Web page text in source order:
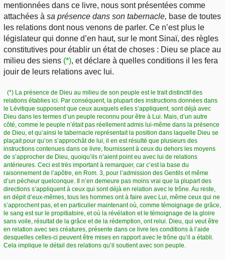
mentionnées dans ce livre, nous sont présentées comme
attachées à sa présence dans son tabernacle, base de toutes
les relations dont nous venons de parler. Ce n’est plus le
législateur qui donne d’en haut, sur le mont Sinaï, des règles
constitutives pour établir un état de choses : Dieu se place au
milieu des siens (*), et déclare à quelles conditions il les fera
jouir de leurs relations avec lui.
(*) La présence de Dieu au milieu de son peuple est le trait distinctif des
relations établies ici. Par conséquent, la plupart des instructions données dans
le Lévitique supposent que ceux auxquels elles s’appliquent, sont déjà avec
Dieu dans les termes d’un peuple reconnu pour être à Lui. Mais, d’un autre
côté, comme le peuple n’était pas réellement admis lui-même dans la présence
de Dieu, et qu’ainsi le tabernacle représentait la position dans laquelle Dieu se
plaçait pour qu’on s’approchât de lui, il en est résulté que plusieurs des
instructions contenues dans ce livre, fournissent à ceux du dehors les moyens
de s’approcher de Dieu, quoiqu’ils n’aient point eu avec lui de relations
antérieures. Ceci est très important à remarquer, car c’est la base du
raisonnement de l’apôtre, en Rom. 3, pour l’admission des Gentils et même
d’un pécheur quelconque. Il n’en demeure pas moins vrai que la plupart des
directions s’appliquent à ceux qui sont déjà en relation avec le trône. Au reste,
en dépit d’eux-mêmes, tous les hommes ont à faire avec Lui, même ceux qui ne
s’approchent pas, et en particulier maintenant où, comme témoignage de grâce,
le sang est sur le propitiatoire, et où la révélation et le témoignage de la gloire
sans voile, résultat de la grâce et de la rédemption, ont relui. Dieu, qui veut être
en relation avec ses créatures, présente dans ce livre les conditions à l’aide
desquelles celles-ci peuvent être mises en rapport avec le trône qu’il a établi.
Cela implique le détail des relations qu’il soutient avec son peuple.